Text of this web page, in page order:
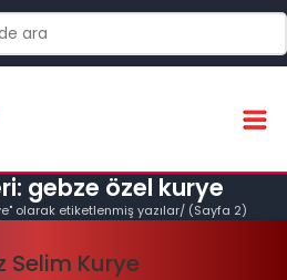
gebze özel kurye
olarak etiketlenmiş yazılar (Sayfa 2)
Selim Kurye